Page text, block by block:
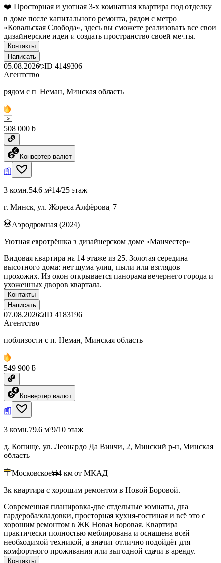
❤️ Просторная и уютная 3-х комнатная квартира под отделку
в доме после капитального ремонта, рядом с метро
«Ковальская Слобода», здесь вы сможете реализовать все свои
дизайнерские идеи и создать пространство своей мечты.
Контакты
Написать
05.08.2026 ID 4149306
Агентство
рядом с п. Неман, Минская область
508 000 ƃ
Конвертер валют
3 комн.54.6 м²14/25 этаж
г. Минск, ул. Жореса Алфёрова, 7
Аэродромная (2024)
Уютная евротрёшка в дизайнерском доме «Манчестер»
Видовая квартира на 14 этаже из 25. Золотая середина
высотного дома: нет шума улиц, пыли или взглядов
прохожих. Из окон открывается панорама вечернего города и
ухоженных дворов квартала.
Контакты
Написать
07.08.2026 ID 4183196
Агентство
поблизости с п. Неман, Минская область
549 900 ƃ
Конвертер валют
3 комн.79.6 м²9/10 этаж
д. Копище, ул. Леонардо Да Винчи, 2, Минский р-н, Минская
область
Московское 4 км от МКАД
3к квартира с хорошим ремонтом в Новой Боровой.
Современная планировка-две отдельные комнаты, два
гардероба/кладовки, просторная кухня-гостиная и всё это с
хорошим ремонтом в ЖК Новая Боровая. Квартира
практически полностью меблирована и оснащена всей
необходимой техникой, а значит отлично подойдёт для
комфортного проживания или выгодной сдачи в аренду.
Контакты